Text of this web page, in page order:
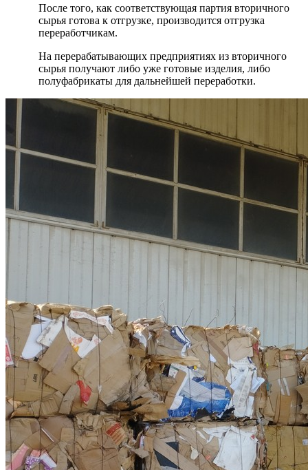
После того, как соответствующая партия вторичного
сырья готова к отгрузке, производится отгрузка
переработчикам.
На перерабатывающих предприятиях из вторичного
сырья получают либо уже готовые изделия, либо
полуфабрикаты для дальнейшей переработки.